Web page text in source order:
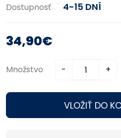
Dostupnosť 4-15 DNÍ
34,90€
Množstvo - +
VLOŽIŤ DO